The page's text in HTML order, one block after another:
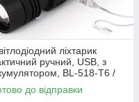
ліхтарик
ручний, USB, з
BL-518-T6 /
ліхтар з
та кліпсою
до відправки